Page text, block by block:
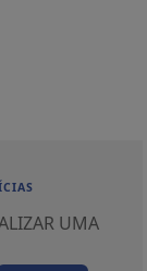
UMA